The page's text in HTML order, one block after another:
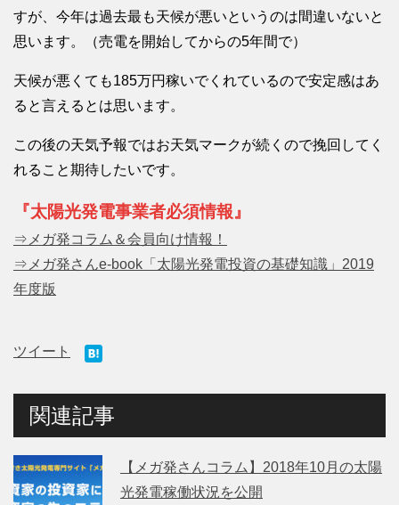
すが、今年は過去最も天候が悪いというのは間違いないと
思います。（売電を開始してからの5年間で）
天候が悪くても185万円稼いでくれているので安定感はあ
ると言えるとは思います。
この後の天気予報ではお天気マークが続くので挽回してく
れること期待したいです。
『太陽光発電事業者必須情報』
⇒メガ発コラム＆会員向け情報！
⇒メガ発さんe-book「太陽光発電投資の基礎知識」2019
年度版
ツイート
関連記事
【メガ発さんコラム】2018年10月の太陽
光発電稼働状況を公開